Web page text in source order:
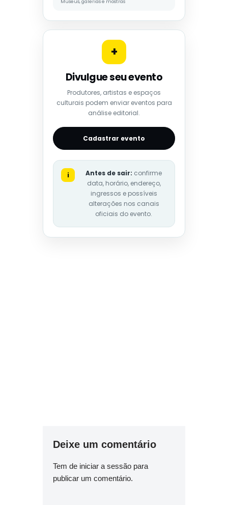
Museus, galerias e mostras
+
Divulgue seu evento
Produtores, artistas e espaços
culturais podem enviar eventos para
análise editorial.
Cadastrar evento
i Antes de sair: confirme
data, horário, endereço,
ingressos e possíveis
alterações nos canais
oficiais do evento.
Deixe um comentário
Tem de iniciar a sessão para
publicar um comentário.